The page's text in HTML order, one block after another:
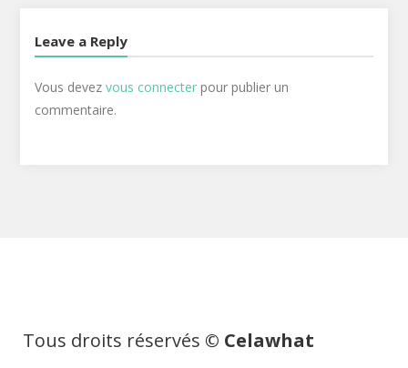
Leave a Reply
Vous devez vous connecterpour publier un
commentaire.
Tous droits réservés © Celawhat